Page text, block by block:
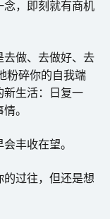
，即刻就有商机
做、去做好、去
粉碎你的自我端
生活：日复一
。
丰收在望。
过往，但还是想